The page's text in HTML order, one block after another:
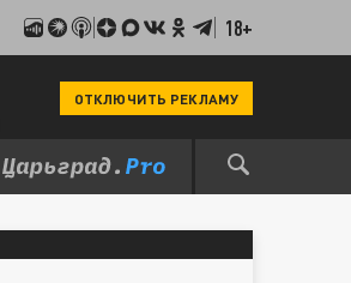
18+
ОТКЛЮЧИТЬ РЕКЛАМУ